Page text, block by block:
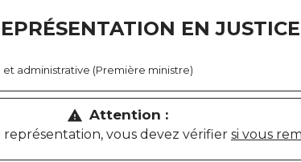
EN
et administrative (Première ministre)
warning Attention :
vous devez vérifier si vous